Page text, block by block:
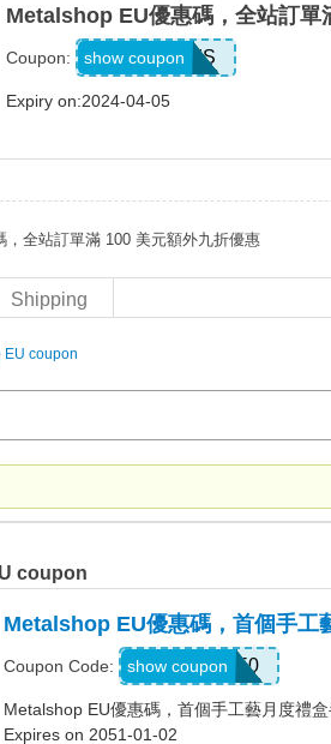
Metalshop EU優惠碼，全站訂單
Coupon: HSWELSMS
show coupon
Expiry on:2024-04-05
，全站訂單滿 100 美元額外九折優惠
Shipping
EU coupon
coupon
Metalshop EU優惠碼，首個手工
Coupon Code: CRAFT50
show coupon
Metalshop EU優惠碼，首個手工藝月度禮
Expires on 2051-01-02